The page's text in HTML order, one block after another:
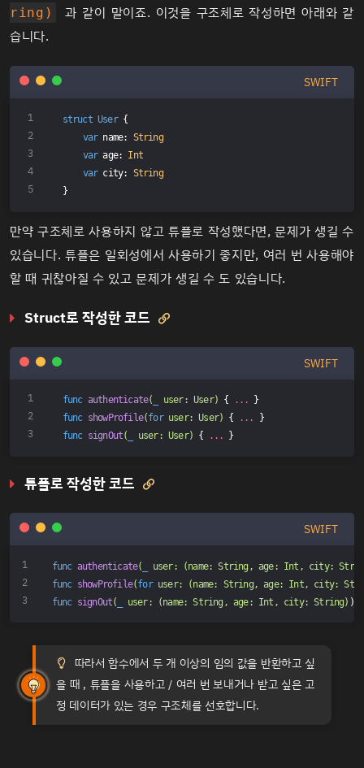
ring)
과 같이 말이죠. 이것을 구조체로 작성하면 아래와 같
습니다.
SWIFT
struct User {
var name: String
var age: Int
var city: String
}
만약 구조체로 사용하지 않고 튜플로 작성했다면, 문제가 생길 수
있습니다. 튜플은 일회성에서 사용하기 좋지만, 여러 번 사용해야
할 때 귀찮아질 수 있고 문제가 생길 수 도 있습니다.
Struct로 작성한 코드 
SWIFT
func authenticate( user: User) { ... }
func showProfile(for user: User) { ... }
func signOut( user: User) { ... }
튜플로 작성한 코드 
SWIFT
func authenticate( user:
(name: String, age: Int, city:
func showProfile(for user:
(name: String, age: Int, city:
func signOut( user: (name: String, age: Int, city: String) )
TIP
따라서 함수에서 두 개 이상의 임의 값을 반환하고 싶
을 때 , 튜플을 사용하고 / 여러 번 보내거나 받고 싶은 고
정 데이터가 있는 경우 구조체를 선호합니다.